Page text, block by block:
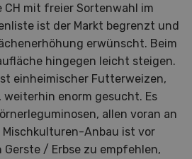
CH mit freier Sortenwahl im
ist der Markt begrenzt und
erwünscht. Beim
hingegen leicht steigen.
einheimischer Futterweizen,
weiterhin enorm gesucht. Es
allen voran an
Anbau ist vor
Gerste / Erbse zu empfehlen,